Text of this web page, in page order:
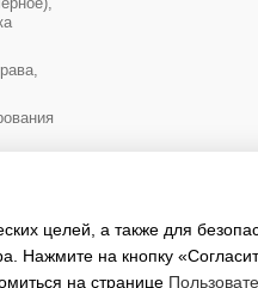
целей, а также для
Нажмите на кнопку
на странице